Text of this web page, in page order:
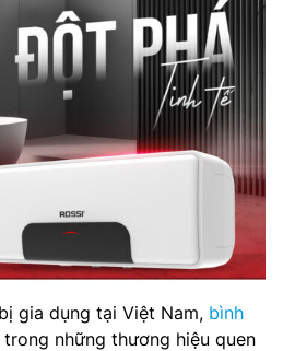
gia dụng tại Việt Nam, bình
trong những thương hiệu quen